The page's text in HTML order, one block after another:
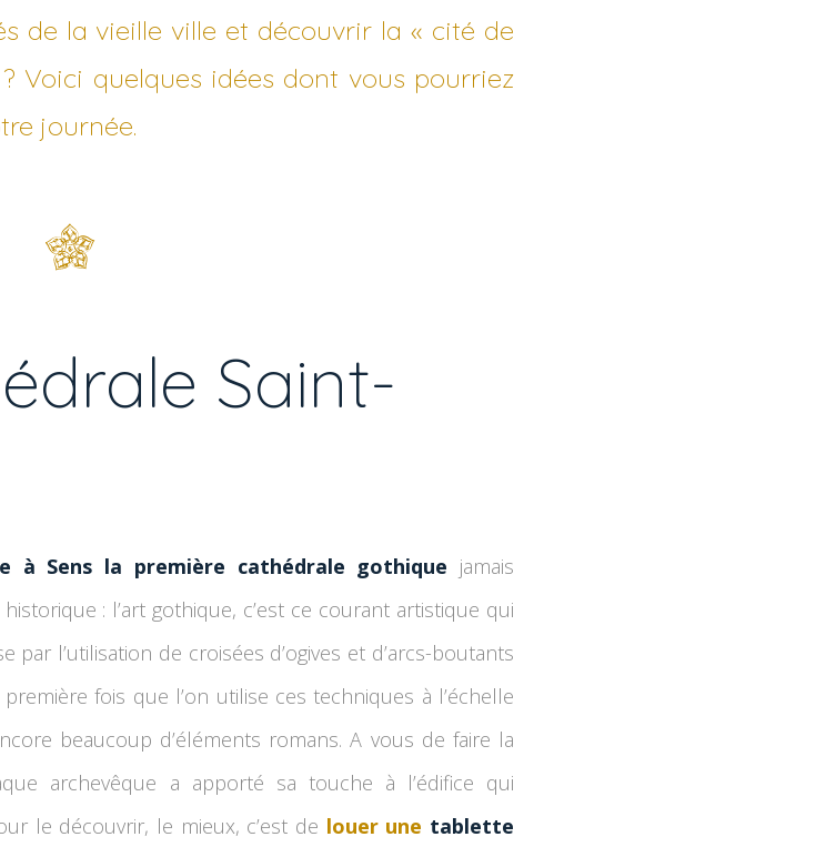
de la vieille ville et découvrir la « cité de
Voici quelques idées dont vous pourriez
journée.
Saint-
à Sens la première cathédrale gothique jamais
: l’art gothique, c’est ce courant artistique qui
par l’utilisation de croisées d’ogives et d’arcs-boutants
fois que l’on utilise ces techniques à l’échelle
beaucoup d’éléments romans. A vous de faire la
archevêque a apporté sa touche à l’édifice qui
le découvrir, le mieux, c’est de louer une tablette